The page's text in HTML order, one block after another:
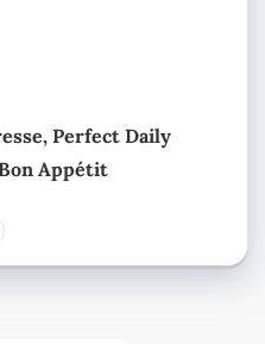
Perfect Daily
Appétit